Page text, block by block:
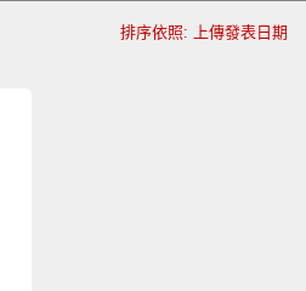
排序依照: 上傳發表日期